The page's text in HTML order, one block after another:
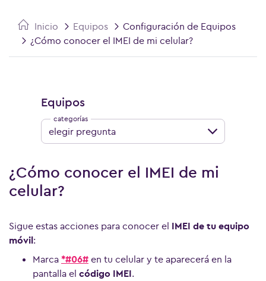
Inicio Equipos
Configuración de Equipos
¿Cómo conocer el IMEI de mi celular?
¿Cómo conocer el IMEI de mi
celular?
Sigue estas acciones para conocer el IMEI de tu equipo
móvil:
Marca *#06# en tu celular y te aparecerá en la
pantalla el código IMEI.
Equipos
elegir pregunta